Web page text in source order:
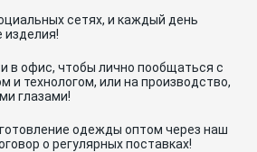
сетях, и каждый день
изделия!
в офис, чтобы лично пообщаться с
и технологом, или на производство,
глазами!
одежды оптом через наш
о регулярных поставках!